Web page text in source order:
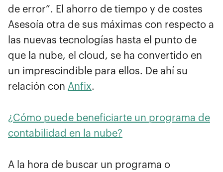
de error”. El ahorro de tiempo y de costes
Asesoía otra de sus máximas con respecto a
las nuevas tecnologías hasta el punto de
que la nube, el cloud, se ha convertido en
un imprescindible para ellos. De ahí su
relación con Anfix.
¿Cómo puede beneficiarte un programa de
contabilidad en la nube?
A la hora de buscar un programa o